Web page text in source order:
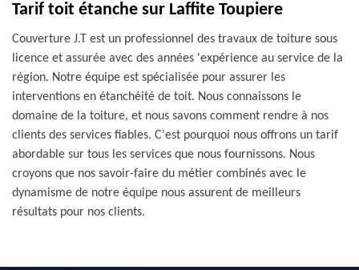
Tarif toit étanche sur Laffite Toupiere
Couverture J.T est un professionnel des travaux de toiture sous
licence et assurée avec des années 'expérience au service de la
région. Notre équipe est spécialisée pour assurer les
interventions en étanchéité de toit. Nous connaissons le
domaine de la toiture, et nous savons comment rendre à nos
clients des services fiables. C'est pourquoi nous offrons un tarif
abordable sur tous les services que nous fournissons. Nous
croyons que nos savoir-faire du métier combinés avec le
dynamisme de notre équipe nous assurent de meilleurs
résultats pour nos clients.